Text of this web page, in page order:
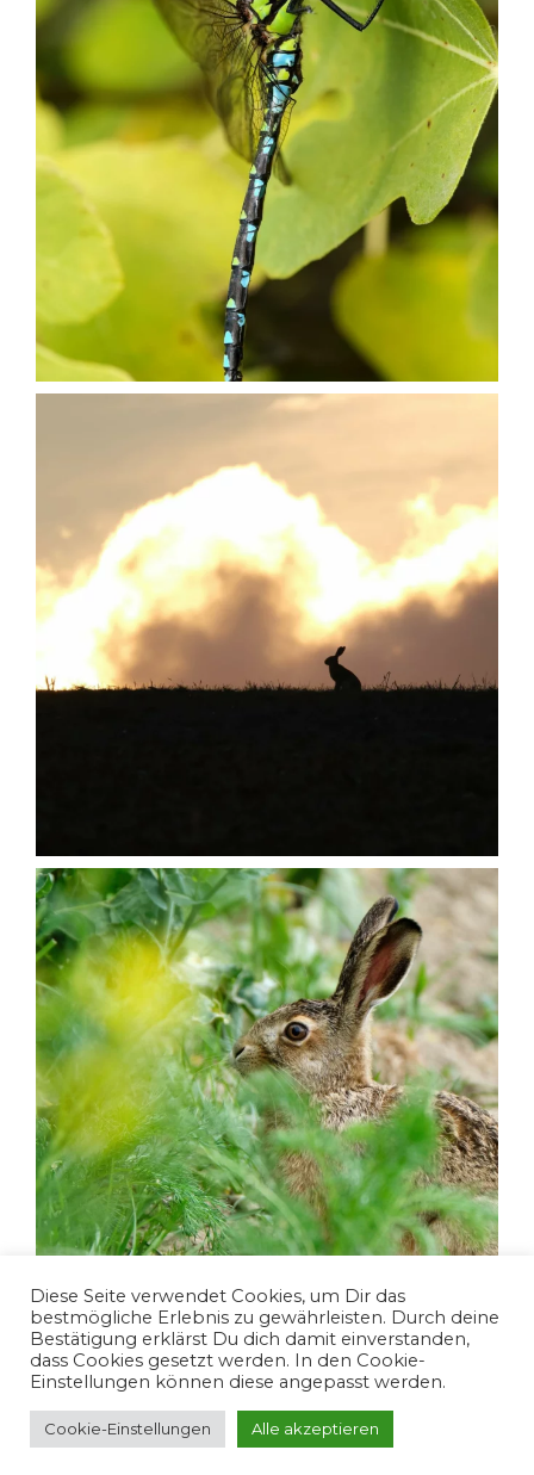
Weiter Fotos laden Folge mir
Copyright2026 Alexander Herout |Logo by Freepik
Diese Seite verwendet Cookies, um Dir das
bestmögliche Erlebnis zu gewährleisten. Durch deine
Bestätigung erklärst Du dich damit einverstanden,
dass Cookies gesetzt werden. In den Cookie-
Einstellungen können diese angepasst werden.
Cookie-Einstellungen Alle akzeptieren